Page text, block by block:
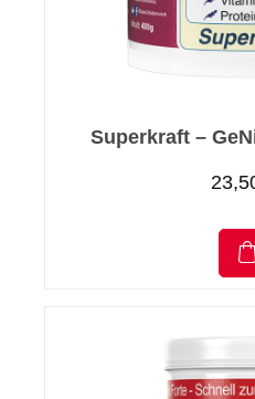
Superkraft –